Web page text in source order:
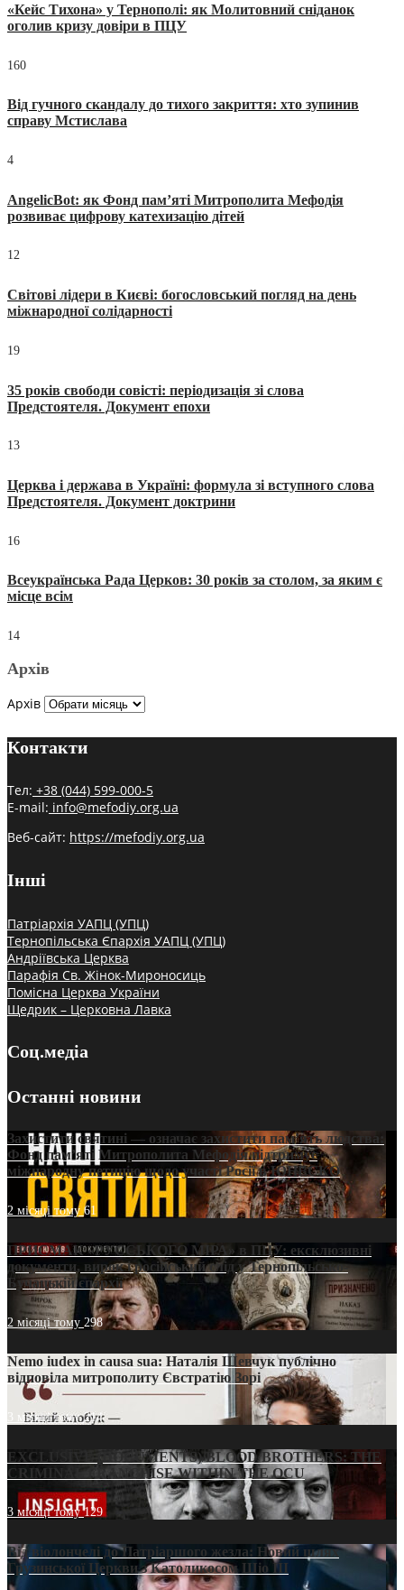
«Кейс Тихона» у Тернополі: як Молитовний сніданок
оголив кризу довіри в ПЦУ
160
Від гучного скандалу до тихого закриття: хто зупинив
справу Мстислава
4
AngelicBot: як Фонд пам’яті Митрополита Мефодія
розвиває цифрову катехизацію дітей
12
Світові лідери в Києві: богословський погляд на день
міжнародної солідарності
19
35 років свободи совісті: періодизація зі слова
Предстоятеля. Документ епохи
13
Церква і держава в Україні: формула зі вступного слова
Предстоятеля. Документ доктрини
16
Всеукраїнська Рада Церков: 30 років за столом, за яким є
місце всім
14
Архів
Архів
Контакти
Тел: +38 (044) 599-000-5
E-mail: info@mefodiy.org.ua
Веб-сайт: https://mefodiy.org.ua
Інші
Патріархія УАПЦ (УПЦ)
Тернопільська Єпархія УАПЦ (УПЦ)
Андріївська Церква
Парафія Св. Жінок-Мироносиць
Помісна Церква України
Щедрик – Церковна Лавка
Соц.медіа
Останні новини
Захистити святині — означає захистити пам’ять людства:
Фонд пам’яті Митрополита Мефодія підтримує
міжнародну петицію щодо участі Росії в ЮНЕСКО
2 місяці тому61
ПРИСМАК «РУССЬКОГО МІРА» в ПЦУ: ексклюзивні
документи, вирок і російський слід у Тернопільсько-
Бучацькій єпархії
2 місяці тому 298
Nemo iudex in causa sua: Наталія Шевчук публічно
відповіла митрополиту Євстратію Зорі
3 місяці тому214
EXCLUSIVE (DOCUMENTS)/BLOOD BROTHERS: THE
CRIMINAL FRANCHISE WITHIN THE OCU
3 місяці тому129
Від віолончелі до Патріаршого жезла: Новий шлях
Грузинської Церкви з Католикосом Шіо III